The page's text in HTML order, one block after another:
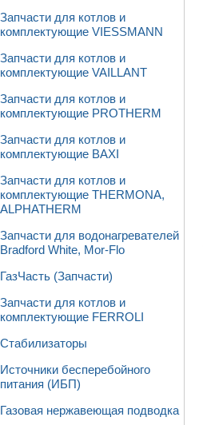
Запчасти для котлов и
комплектующие VIESSMANN
Запчасти для котлов и
комплектующие VAILLANT
Запчасти для котлов и
комплектующие PROTHERM
Запчасти для котлов и
комплектующие BAXI
Запчасти для котлов и
комплектующие THERMONA,
ALPHATHERM
Запчасти для водонагревателей
Bradford White, Mor-Flo
ГазЧасть (Запчасти)
Запчасти для котлов и
комплектующие FERROLI
Стабилизаторы
Источники бесперебойного
питания (ИБП)
Газовая нержавеющая подводка